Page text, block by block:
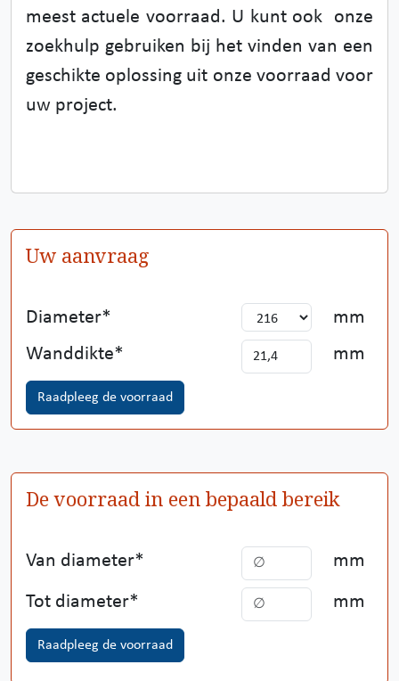
meest actuele voorraad. U kunt ook onze
zoekhulp gebruiken bij het vinden van een
geschikte oplossing uit onze voorraad voor
uw project.
Uw aanvraag
Diameter
mm
Wanddikte
mm
Raadpleeg de voorraad
De voorraad in een bepaald bereik
Van diameter
mm
Tot diameter
mm
Raadpleeg de voorraad